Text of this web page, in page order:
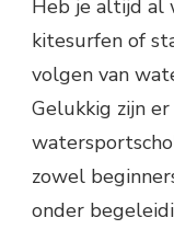
Heb je altijd al
kitesurfen of
volgen van
Gelukkig zijn
zowel
onder